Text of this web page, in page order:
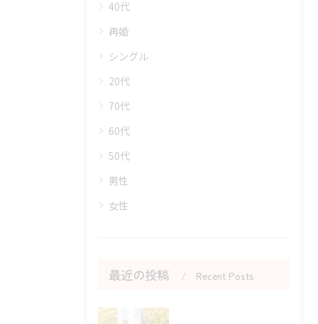
40代
再婚
シングル
20代
70代
60代
50代
男性
女性
最近の投稿 Recent Posts